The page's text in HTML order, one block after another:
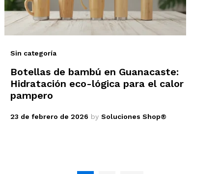
Sin categoría
Botellas de bambú en Guanacaste:
Hidratación eco-lógica para el calor
pampero
23 de febrero de 2026 by Soluciones Shop®